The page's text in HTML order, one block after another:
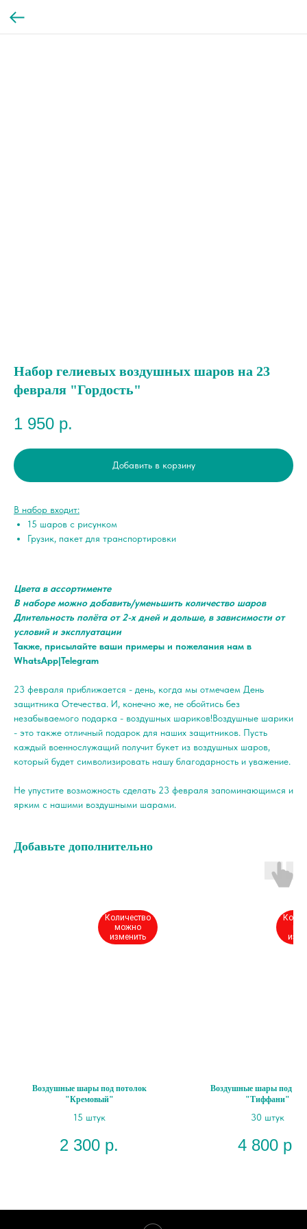
Набор гелиевых воздушных шаров на 23
февраля "Гордость"
1 950 р.
Добавить в корзину
В набор входит:
15 шаров с рисунком
Грузик, пакет для транспортировки
Цвета в ассортименте
В наборе можно добавить/уменьшить количество шаров
Длительность полёта от 2-х дней и дольше, в зависимости от
условий и эксплуатации
Также, присылайте ваши примеры и пожелания нам в
WhatsApp|Telegram
23 февраля приближается - день, когда мы отмечаем День
защитника Отечества. И, конечно же, не обойтись без
незабываемого подарка - воздушных шариков!Воздушные шарики
- это также отличный подарок для наших защитников. Пусть
каждый военнослужащий получит букет из воздушных шаров,
который будет символизировать нашу благодарность и уважение.
Не упустите возможность сделать 23 февраля запоминающимся и
ярким с нашими воздушными шарами.
Добавьте дополнительно
Количество
можно
изменить
Воздушные шары под потолок
"Кремовый"
15 штук
2 300 р.
Воздушные шары под
"Тиффани"
30 штук
4 800 р.